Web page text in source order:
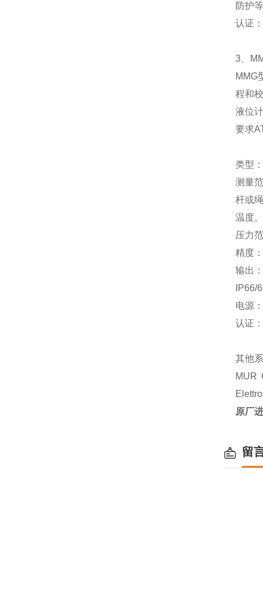
防护
认证
3、
MMG
程和
液位
要求
类型
测量
杆或
温度
压力
精度
输出
IP66/
电源
认证
其他
MUR
原厂
留